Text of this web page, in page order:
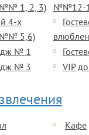
1, 2, 3) №№12-
4-х
5,6)
№ 1
№ 3
VIP
Кафе